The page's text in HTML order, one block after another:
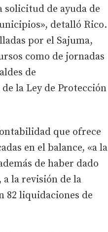
solicitud de ayuda de
detalló Rico.
por el Sajuma,
como de jornadas
de
la Ley de Protección
que ofrece
en el balance, «a la
de haber dado
a la revisión de la
82 liquidaciones de